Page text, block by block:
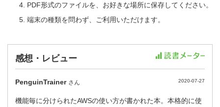
PDF形式のファイルを、お好きな場所に保存してください。
端末の種類を問わず、ご利用いただけます。
感想・レビュー
PenguinTrainer さん 2020-07-27
機能毎に分けられたAWSの使い方が書かれた本。本格的に使